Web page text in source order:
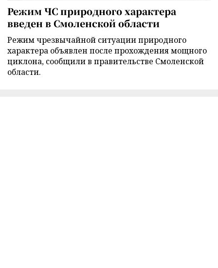
Режим ЧС природного характера
введен в Смоленской области
Режим чрезвычайной ситуации природного
характера объявлен после прохождения мощного
циклона, сообщили в правительстве Смоленской
области.